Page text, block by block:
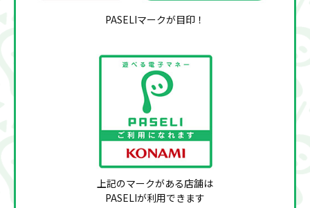
PASELIマークが目印！
上記のマークがある店舗は
PASELIが利用できます